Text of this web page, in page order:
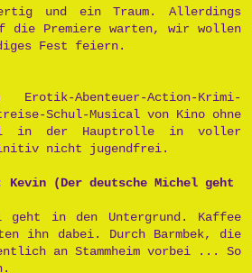
und ein Traum. Allerdings
die Premiere warten, wir wollen
Fest feiern.
Abenteuer-Action-Krimi-
Schul-Musical von Kino ohne
in der Hauptrolle in voller
nicht jugendfrei.
Kevin (Der deutsche Michel geht
geht in den Untergrund. Kaffee
ihn dabei. Durch Barmbek, die
an Stammheim vorbei ... So